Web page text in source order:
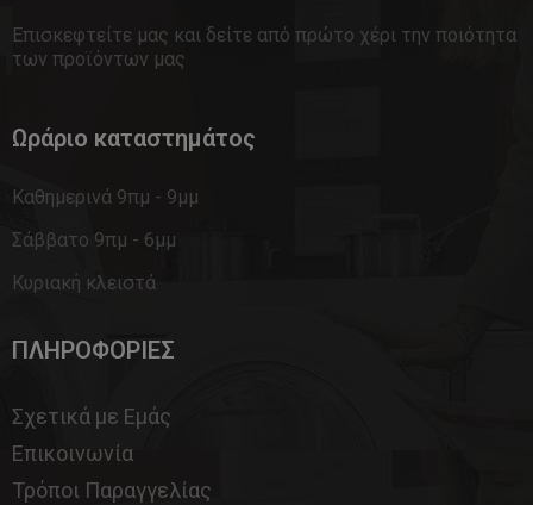
Επισκεφτείτε μας και δείτε από πρώτο χέρι την ποιότητα
των προϊόντων μας
Ωράριο καταστημάτος
Καθημερινά 9πμ - 9μμ
Σάββατο 9πμ - 6μμ
Κυριακή κλειστά
ΠΛΗΡΟΦΟΡΙΕΣ
Σχετικά με Εμάς
Επικοινωνία
Τρόποι Παραγγελίας